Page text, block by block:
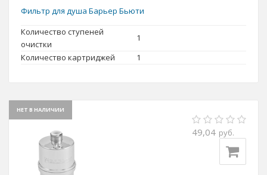
Фильтр для душа Барьер Бьюти
Количество ступеней
очистки
1
Количество картриджей
1
НЕТ В НАЛИЧИИ
49,04 руб.